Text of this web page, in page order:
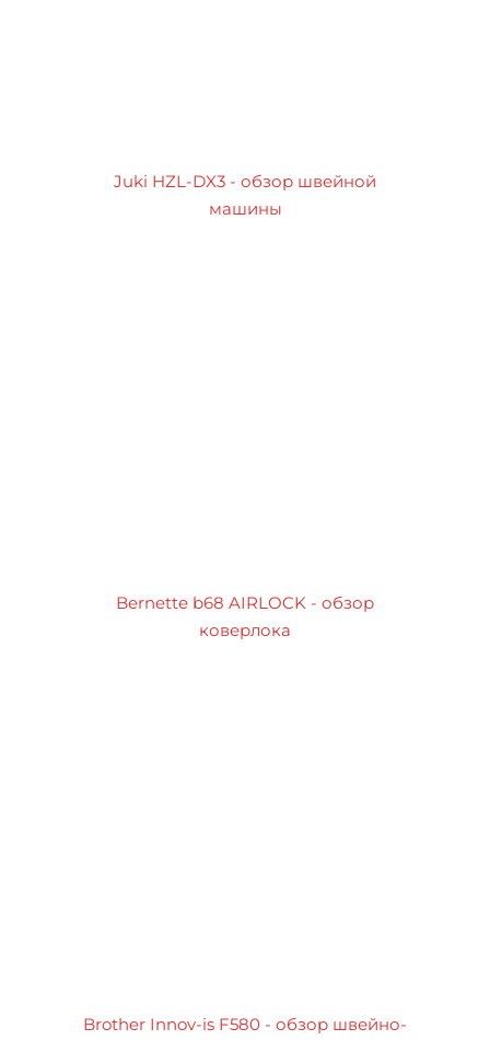
Juki HZL-DX3 - обзор швейной
машины
Bernette b68 AIRLOCK - обзор
коверлока
Brother Innov-is F580 - обзор швейно-